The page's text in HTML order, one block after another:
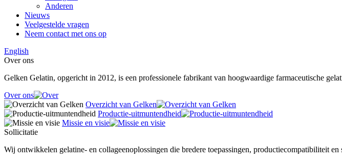
Anderen
Nieuws
Veelgestelde vragen
Neem contact met ons op
English
Over ons
Gelken Gelatin, opgericht in 2012, is een professionele fabrikant van hoogwaardige farmaceutische
Over ons
Overzicht van Gelken
Productie-uitmuntendheid
Missie en visie
Sollicitatie
Wij ontwikkelen gelatine- en collageenoplossingen die bredere toepassingen, productiecompatibiliteit